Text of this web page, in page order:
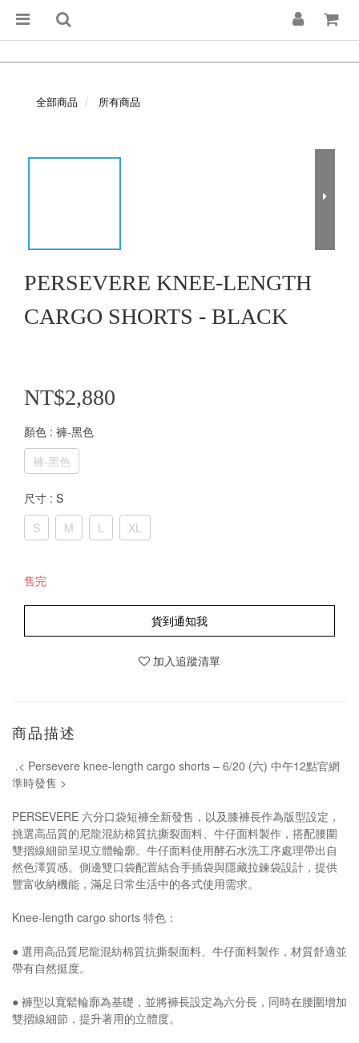
全部商品 所有商品
PERSEVERE KNEE-LENGTH
CARGO SHORTS - BLACK
NT$2,880
顏色 : 褲-黑色
褲-黑色
尺寸 : S
S
M L XL
售完
貨到通知我
加入追蹤清單
商品描述
.< Persevere knee-length cargo shorts – 6/20 (六) 中午12點官網
準時發售 >
PERSEVERE 六分口袋短褲全新發售，以及膝褲長作為版型設定，
挑選高品質的尼龍混紡棉質抗撕裂面料、牛仔面料製作，搭配腰圍
雙摺線細節呈現立體輪廓。牛仔面料使用酵石水洗工序處理帶出自
然色澤質感。側邊雙口袋配置結合手插袋與隱藏拉鍊袋設計，提供
豐富收納機能，滿足日常生活中的各式使用需求。
Knee-length cargo shorts 特色：
● 選用高品質尼龍混紡棉質抗撕裂面料、牛仔面料製作，材質舒適並
帶有自然挺度。
● 褲型以寬鬆輪廓為基礎，並將褲長設定為六分長，同時在腰圍增加
雙摺線細節，提升著用的立體度。